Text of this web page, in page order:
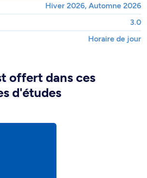
Hiver 2026, Automne 2026
3.0
Horaire de jour
offert dans ces
d'études